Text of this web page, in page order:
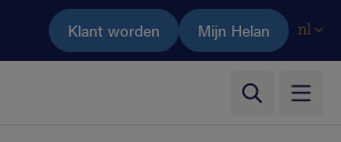
Ga naar de hoofdinhoud
Klant worden Mijn Helan nl